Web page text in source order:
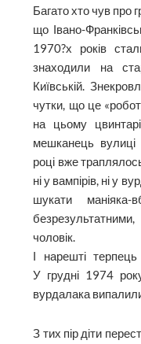
Багато хто чув про
що Івано-
1970?х років
знаходили на
Київській.
чутки, що це
на цьому
мешканець вулиці
році вже
ні у вампірів, ні у
шукати
чоловік.
І нарешті
У грудні 1974
вурдалака
З тих пір діти